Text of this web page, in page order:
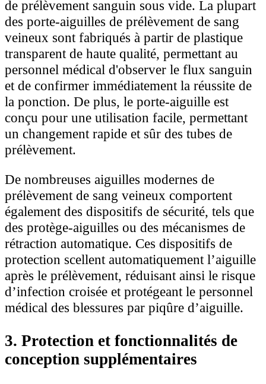
de prélèvement sanguin sous vide. La plupart
des porte-aiguilles de prélèvement de sang
veineux sont fabriqués à partir de plastique
transparent de haute qualité, permettant au
personnel médical d'observer le flux sanguin
et de confirmer immédiatement la réussite de
la ponction. De plus, le porte-aiguille est
conçu pour une utilisation facile, permettant
un changement rapide et sûr des tubes de
prélèvement.
De nombreuses aiguilles modernes de
prélèvement de sang veineux comportent
également des dispositifs de sécurité, tels que
des protège-aiguilles ou des mécanismes de
rétraction automatique. Ces dispositifs de
protection scellent automatiquement l’aiguille
après le prélèvement, réduisant ainsi le risque
d’infection croisée et protégeant le personnel
médical des blessures par piqûre d’aiguille.
3. Protection et fonctionnalités de
conception supplémentaires